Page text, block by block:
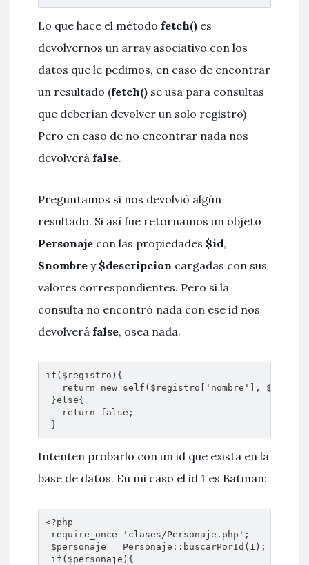
Lo que hace el método fetch() es
devolvernos un array asociativo con los
datos que le pedimos, en caso de encontrar
un resultado (fetch() se usa para consultas
que deberían devolver un solo registro)
Pero en caso de no encontrar nada nos
devolverá false.
Preguntamos si nos devolvió algún
resultado. Si así fue retornamos un objeto
Personaje con las propiedades $id,
$nombre y $descripcion cargadas con sus
valores correspondientes. Pero si la
consulta no encontró nada con ese id nos
devolverá false, osea nada.
if($registro){
return new self($registro['nombre'],
}else{
return false;
}
Intenten probarlo con un id que exista en la
base de datos. En mi caso el id 1 es Batman:
<?php
require_once 'clases/Personaje.php';
$personaje = Personaje::buscarPorId(1);
if($personaje){